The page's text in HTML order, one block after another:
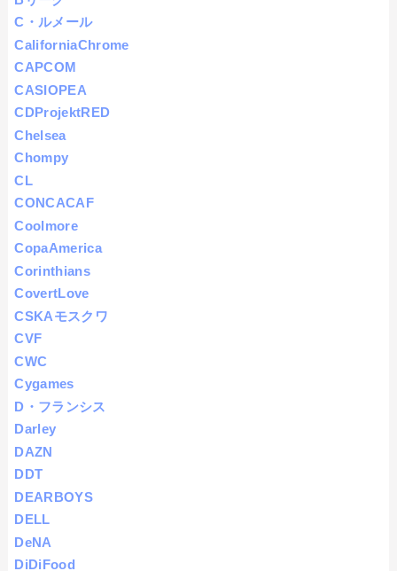
C・ルメール
CaliforniaChrome
CAPCOM
CASIOPEA
CDProjektRED
Chelsea
Chompy
CL
CONCACAF
Coolmore
CopaAmerica
Corinthians
CovertLove
CSKAモスクワ
CVF
CWC
Cygames
D・フランシス
Darley
DAZN
DDT
DEARBOYS
DELL
DeNA
DiDiFood